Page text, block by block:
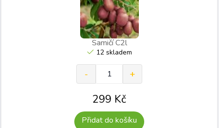
Samičí C2l
12 skladem
299 Kč
Přidat do košíku